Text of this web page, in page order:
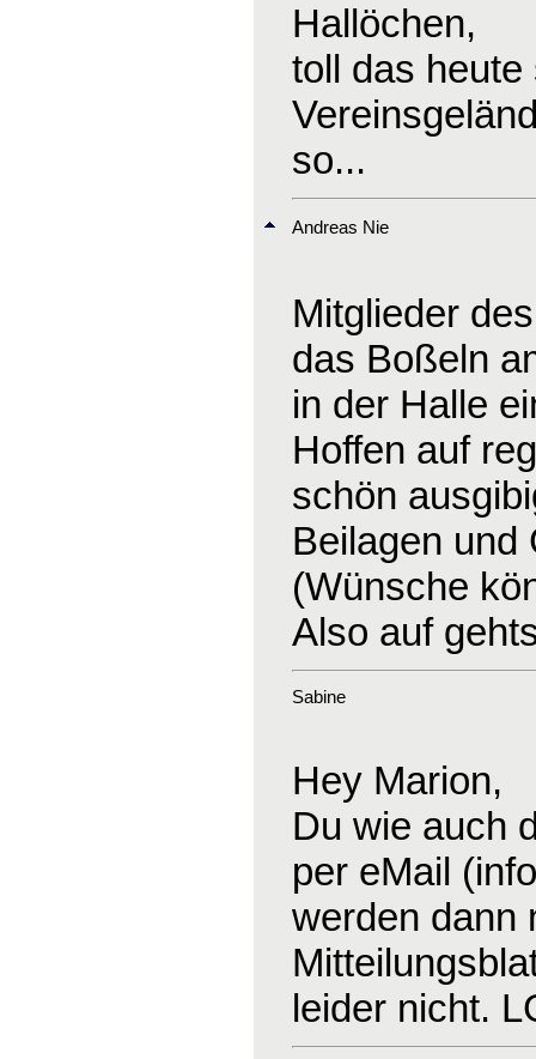
Hallöchen,
toll das
so...
Andreas Nie
Mitglieder
das Boßeln
in der Halle
Hoffen auf
schön
Beilagen und
(Wünsche
Also auf
Sabine
Hey Marion,
Du wie auch
per eMail
werden dann
leider nicht.